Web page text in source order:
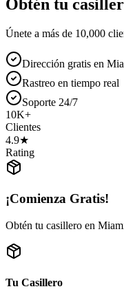
Obtén tu
Únete a más de 10,000
Dirección gratis en
Rastreo en tiempo real
Soporte 24/7
10K+
Clientes
4.9★
Rating
¡Comienza Gratis!
Obtén tu casillero en
Tu Casillero